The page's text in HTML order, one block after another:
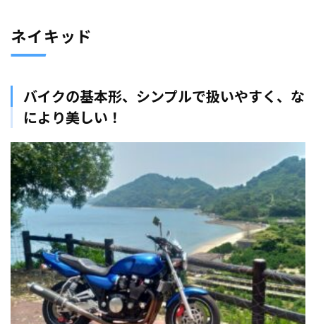
ネイキッド
バイクの基本形、シンプルで扱いやすく、な
により美しい！